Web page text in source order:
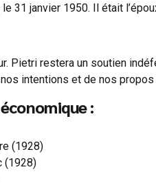
31 janvier 1950. Il était
Pietri restera un soutien
intentions et de nos propos
:
(1928)
(1928)